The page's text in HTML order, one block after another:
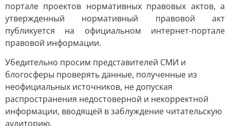
портале проектов нормативных правовых актов, а
утвержденный нормативный правовой акт
публикуется на официальном интернет-портале
правовой информации.
Убедительно просим представителей СМИ и
блогосферы проверять данные, полученные из
неофициальных источников, не допуская
распространения недостоверной и некорректной
информации, вводящей в заблуждение читательскую
аудиторию.